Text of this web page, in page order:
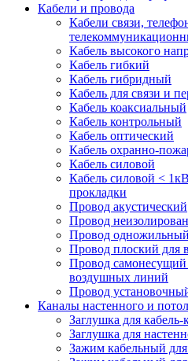
Кабели и провода
Кабели связи,
Кабель высокого
Кабель гибкий
Кабель гибридный
Кабель для связи и
Кабель коаксиальный
Кабель контрольный
Кабель оптический
Кабель охранно-
Кабель силовой
Кабель силовой <
прокладки
Провод акустический
Провод
Провод одножильный
Провод плоский для
Провод
воздушных линий
Провод
Каналы настенного и
Заглушка для кабель-
Заглушка для
Зажим кабельный для